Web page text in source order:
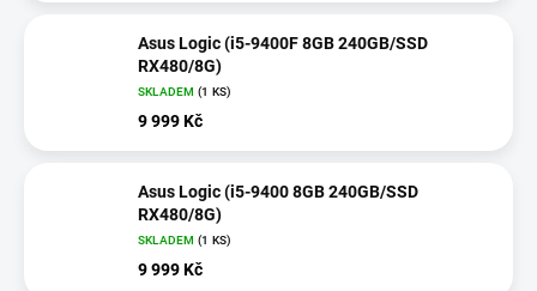
Asus Logic (i5-9400F 8GB 240GB/SSD
RX480/8G)
SKLADEM (1 KS)
9 999 Kč
Asus Logic (i5-9400 8GB 240GB/SSD
RX480/8G)
SKLADEM (1 KS)
9 999 Kč